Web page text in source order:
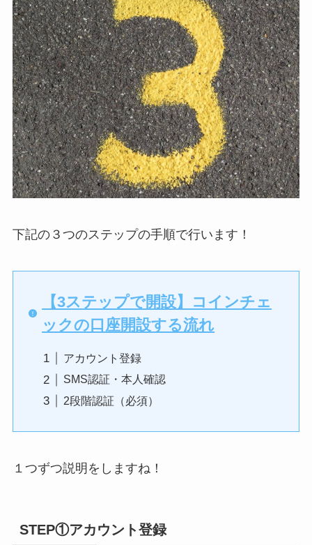
下記の３つのステップの手順で行います！
【3ステップで開設】コインチェ
ックの口座開設する流れ
アカウント登録
SMS認証・本人確認
2段階認証（必須）
１つずつ説明をしますね！
STEP①アカウント登録